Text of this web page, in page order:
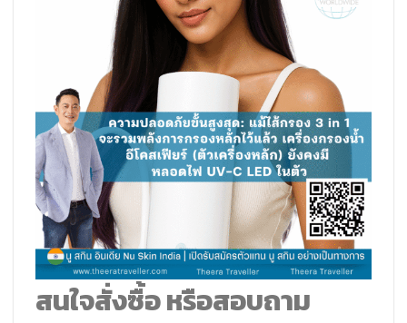
สนใจสั่งซื้อ หรือสอบถาม